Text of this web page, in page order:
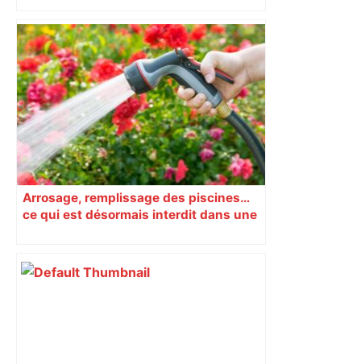
"Vous n'aimez pas Van Gogh ?" : à 60
ans, ce Toulousain patron de boîte de
nuit triomphe au théâtre et vise le
Festival d'Avignon – ladepeche.fr
Arrosage, remplissage des piscines…
ce qui est désormais interdit dans une